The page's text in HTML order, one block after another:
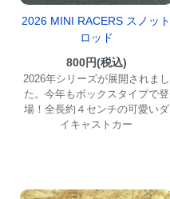
2026 MINI RACERS スノット
ロッド
800円(税込)
2026年シリーズが展開されまし
た。今年もボックスタイプで登
場！全長約４センチの可愛いダ
イキャストカー